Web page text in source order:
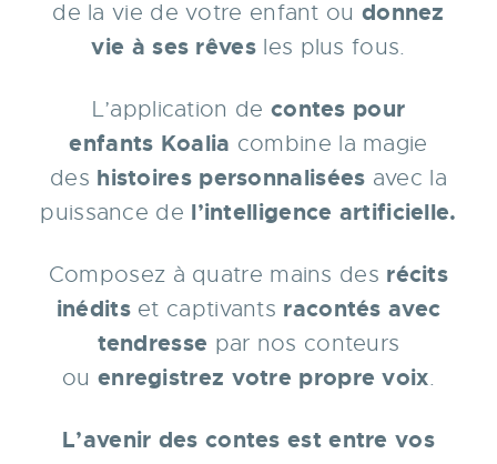
de la vie de votre enfant ou donnez
vie à ses rêves les plus fous.
L’application de contes pour
enfants Koalia combine la magie
des histoires personnalisées avec la
puissance de l’intelligence artificielle.
Composez à quatre mains des récits
inéditset captivants racontés avec
tendresse par nos conteurs
ou enregistrez votre propre voix.
L’avenir des contes est entre vos